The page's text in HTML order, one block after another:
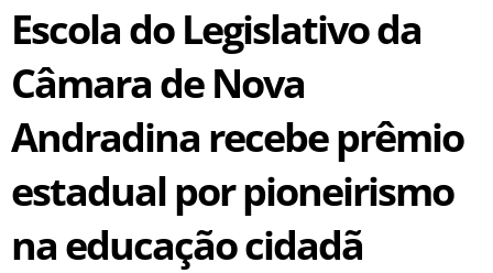
Escola do Legislativo da
Câmara de Nova
Andradina recebe prêmio
estadual por pioneirismo
na educação cidadã